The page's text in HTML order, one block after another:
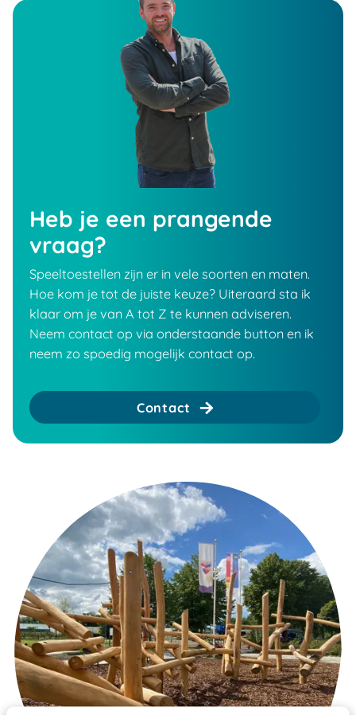
Heb je een prangende
vraag?
Speeltoestellen zijn er in vele soorten en maten.
Hoe kom je tot de juiste keuze? Uiteraard sta ik
klaar om je van A tot Z te kunnen adviseren.
Neem contact op via onderstaande button en ik
neem zo spoedig mogelijk contact op.
Contact